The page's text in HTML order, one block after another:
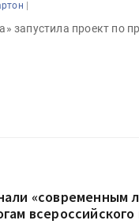
|
запустила проект по
«современным
всероссийского